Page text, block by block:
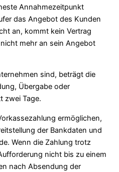
Annahmezeitpunkt
das Angebot des Kunden
an, kommt kein Vertrag
mehr an sein Angebot
sind, beträgt die
Übergabe oder
zwei Tage.
ermöglichen,
der Bankdaten und
Wenn die Zahlung trotz
nicht bis zu einem
nach Absendung der